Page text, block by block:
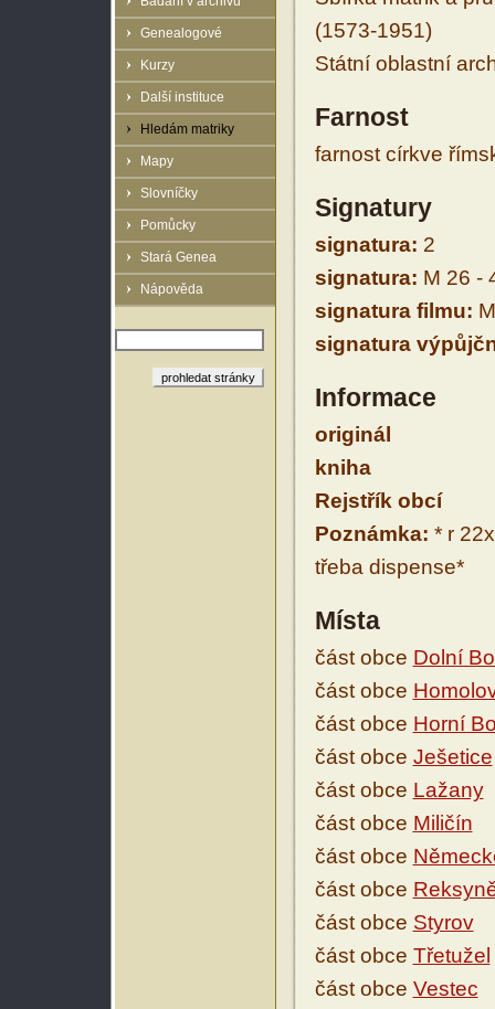
Genealogové
Kurzy
Další instituce
Hledám matriky
Mapy
Slovníčky
Pomůcky
Stará Genea
Nápověda
(1573-1951)
Státní oblastní
Farnost
farnost církve
Signatury
signatura: 2
signatura: M 26 -
signatura filmu:
signatura
Informace
originál
kniha
Rejstřík obcí
Poznámka: * r
třeba dispense*
Místa
část obce Dolní
část obce
část obce Horní
část obce Ješetice
část obce Lažany
část obce Miličín
část obce
část obce
část obce Styrov
část obce Třetužel
část obce Vestec